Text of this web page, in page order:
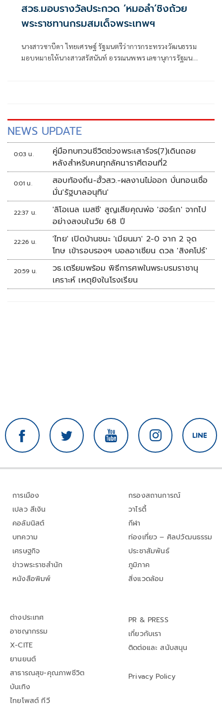
สวธ.มอบรางวัลประกวด ‘หมอลำ’ชิงถ้วย
พระราชทานกรมสมเด็จพระเทพฯ
นางสาวซาบีดา ไทยเศรษฐ์ รัฐมนตรีว่าการกระทรวงวัฒนธรรม
มอบหมายให้นางสาวสรัสนันท์ อรรณนพพร เลขานุการรัฐมนตรี
NEWS UPDATE
0:03 น.
คู่มือทบทวนชีวิตช่วงพระเสาร์จร(7)เดินถอย
หลังสำหรับคนทุกลัคนาราศีตอนที่2
0:01 น.
สอบท้องถิ่น-ฮั้วสว.-ผลงานไม่ออก บั่นทอนเชื่อ
มั่น'รัฐบาลอนุทิน'
22:37 น.
'ลิโอเนล เมสซี' สูญเสียคุณพ่อ 'ฮอร์เก' จากไป
อย่างสงบในวัย 68 ปี
22:26 น.
'ไทย' เปิดบ้านชนะ 'เมียนมา' 2-0 จาก 2 จุด
โทษ เข้ารอบรองฯ บอลอาเซียน ดวล 'สิงคโปร์'
20:59 น.
วธ.เตรียมพร้อม พิธีการศพในพระบรมราชานุ
เคราะห์ เหตุยิงในโรงเรียน
การเมือง
เปลว สีเงิน
คอลัมนิสต์
บทความ
เศรษฐกิจ
ข่าวพระราชสำนัก
หนังสือพิมพ์
กรองสถานการณ์
วาไรตี้
กีฬา
ท่องเที่ยว – ศิลปวัฒนธรรม
ประชาสัมพันธ์
ภูมิภาค
สิ่งแวดล้อม
ต่างประเทศ
อาชญากรรม
X-CITE
ยานยนต์
สาธารณสุข-คุณภาพชีวิต
บันเทิง
ไทยโพสต์ ทีวี
PR & PRESS
เกี่ยวกับเรา
ติดต่อและ สนับสนุน
Privacy Policy